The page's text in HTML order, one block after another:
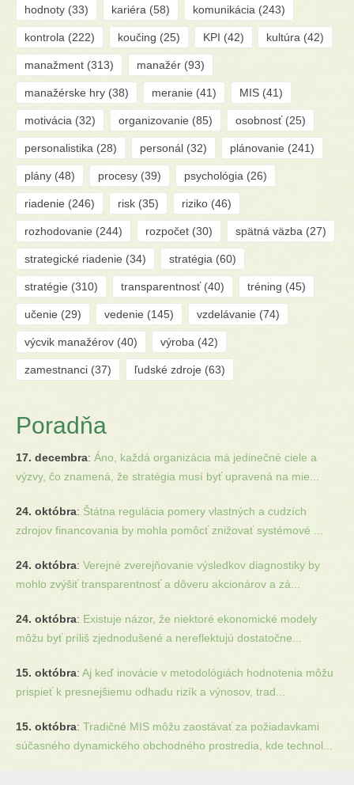
hodnoty (33) kariéra (58) komunikácia (243)
kontrola (222) koučing (25) KPI (42) kultúra (42)
manažment (313) manažér(93)
manažérske hry (38) meranie (41) MIS(41)
motivácia (32) organizovanie (85) osobnosť(25)
personalistika (28) personál(32) plánovanie (241)
plány (48) procesy(39) psychológia (26)
riadenie (246) risk(35) riziko(46)
rozhodovanie (244) rozpočet(30) spätná väzba (27)
strategické riadenie (34) stratégia (60)
stratégie (310) transparentnosť(40) tréning (45)
učenie (29) vedenie (145) vzdelávanie (74)
výcvik manažérov (40) výroba (42)
zamestnanci (37) ľudské zdroje (63)
Poradňa
17. decembra: Áno, každá organizácia má jedinečné ciele a
výzvy, čo znamená, že stratégia musí byť upravená na mie...
24. októbra: Štátna regulácia pomery vlastných a cudzích
zdrojov financovania by mohla pomôcť znižovať systémové ...
24. októbra: Verejné zverejňovanie výsledkov diagnostiky by
mohlo zvýšiť transparentnosť a dôveru akcionárov a zá...
24. októbra: Existuje názor, že niektoré ekonomické modely
môžu byť príliš zjednodušené a nereflektujú dostatočne...
15. októbra: Aj keď inovácie v metodológiách hodnotenia môžu
prispieť k presnejšiemu odhadu rizík a výnosov, trad...
15. októbra: Tradičné MIS môžu zaostávať za požiadavkami
súčasného dynamického obchodného prostredia, kde technol...